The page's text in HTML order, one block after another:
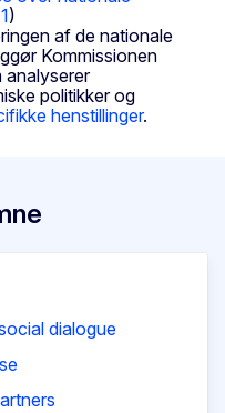
)
af de nationale
Kommissionen
analyserer
politikker og
henstillinger.
dialogue